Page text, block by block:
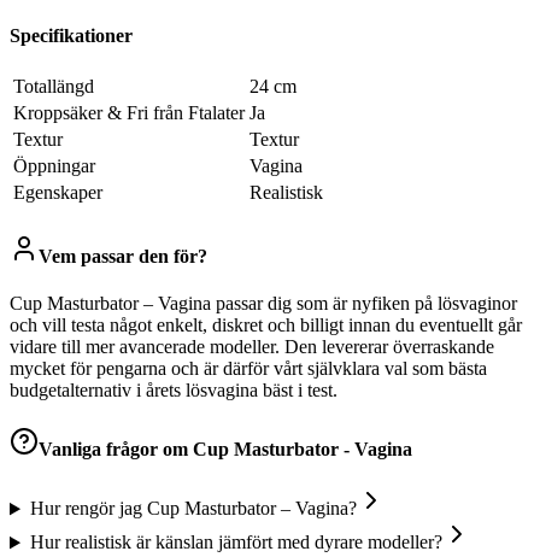
Specifikationer
Totallängd
24 cm
Kroppsäker & Fri från Ftalater Ja
Textur
Textur
Öppningar
Vagina
Egenskaper
Realistisk
Vem passar den för?
Cup Masturbator – Vagina passar dig som är nyfiken på lösvaginor
och vill testa något enkelt, diskret och billigt innan du eventuellt går
vidare till mer avancerade modeller. Den levererar överraskande
mycket för pengarna och är därför vårt självklara val som bästa
budgetalternativ i årets lösvagina bäst i test.
Vanliga frågor om Cup Masturbator - Vagina
Hur rengör jag Cup Masturbator – Vagina?
Hur realistisk är känslan jämfört med dyrare modeller?